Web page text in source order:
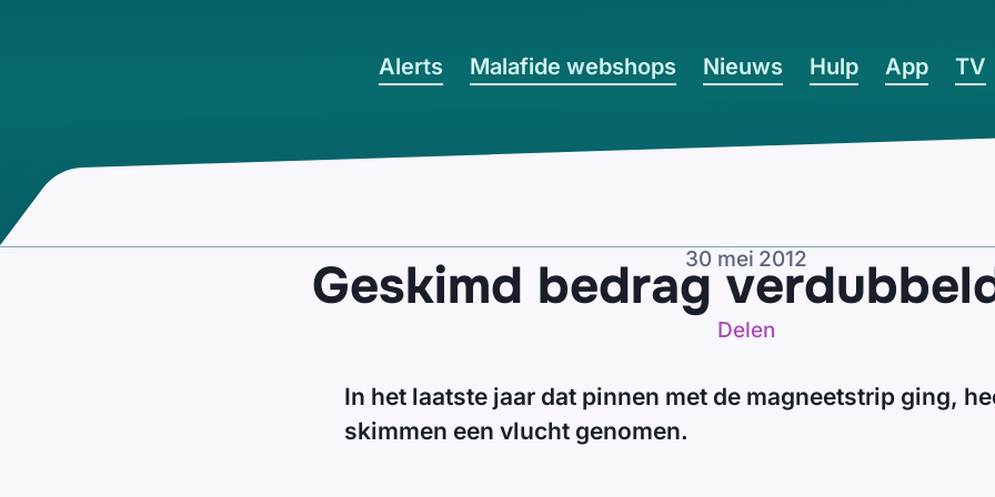
Alerts Malafide webshops Nieuws Hulp App TV
30 mei 2012
Geskimd bedrag
Delen
In het laatste jaar dat pinnen met de magneetstrip ging,
skimmen een vlucht genomen.